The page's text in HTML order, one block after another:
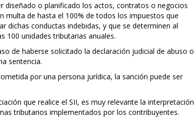
diseñado o planificado los actos, contratos o negocios
multa de hasta el 100% de todos los impuestos que
dichas conductas indebidas, y que se determinen al
100 unidades tributarias anuales.
de haberse solicitado la declaración judicial de abuso o
sentencia.
por una persona jurídica, la sanción puede ser
que realice el SII, es muy relevante la interpretación
tributarios implementados por los contribuyentes.